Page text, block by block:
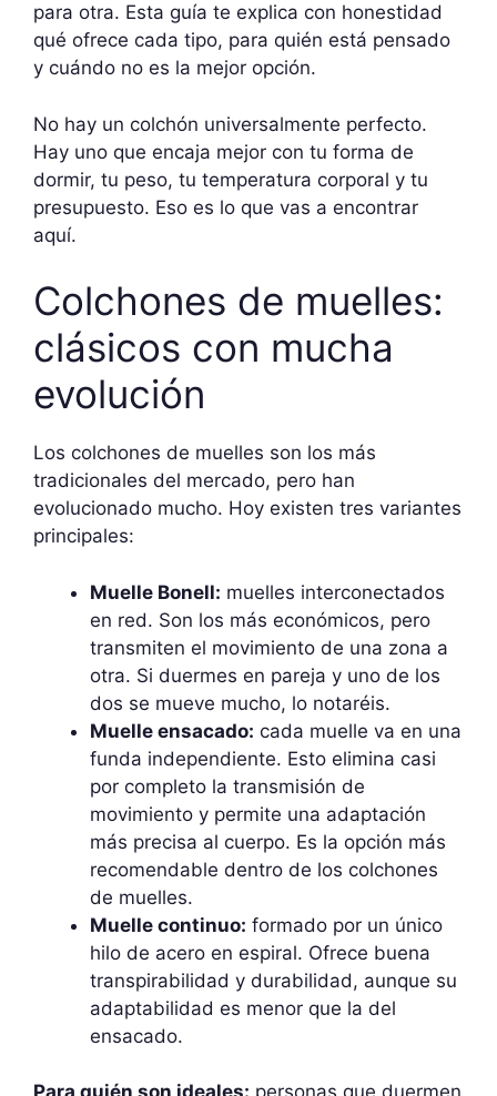
para otra. Esta guía te explica con honestidad
qué ofrece cada tipo, para quién está pensado
y cuándo no es la mejor opción.
No hay un colchón universalmente perfecto.
Hay uno que encaja mejor con tu forma de
dormir, tu peso, tu temperatura corporal y tu
presupuesto. Eso es lo que vas a encontrar
aquí.
Colchones de muelles:
clásicos con mucha
evolución
Los colchones de muelles son los más
tradicionales del mercado, pero han
evolucionado mucho. Hoy existen tres variantes
principales:
Muelle Bonell: muelles interconectados
en red. Son los más económicos, pero
transmiten el movimiento de una zona a
otra. Si duermes en pareja y uno de los
dos se mueve mucho, lo notaréis.
Muelle ensacado: cada muelle va en una
funda independiente. Esto elimina casi
por completo la transmisión de
movimiento y permite una adaptación
más precisa al cuerpo. Es la opción más
recomendable dentro de los colchones
de muelles.
Muelle continuo: formado por un único
hilo de acero en espiral. Ofrece buena
transpirabilidad y durabilidad, aunque su
adaptabilidad es menor que la del
ensacado.
Para quién son ideales: personas que duermen